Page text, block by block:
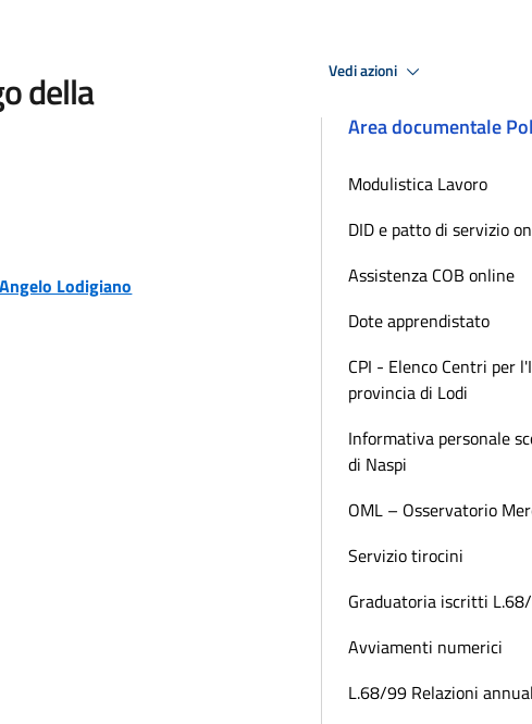
della
Lodigiano
Vedi azioni
Area documentale
Modulistica Lavoro
DID e patto di servizio
Assistenza COB online
Dote apprendistato
CPI - Elenco Centri per
provincia di Lodi
Informativa personale
di Naspi
OML – Osservatorio
Servizio tirocini
Graduatoria iscritti
Avviamenti numerici
L.68/99 Relazioni